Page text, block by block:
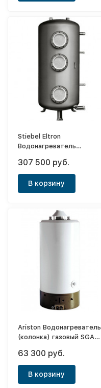
Stiebel Eltron
Водонагреватель
SB 650/3 AC
307 500 руб.
В корзину
Ariston Водонагреватель
(колонка) газовый SGA
63 300 руб.
В корзину